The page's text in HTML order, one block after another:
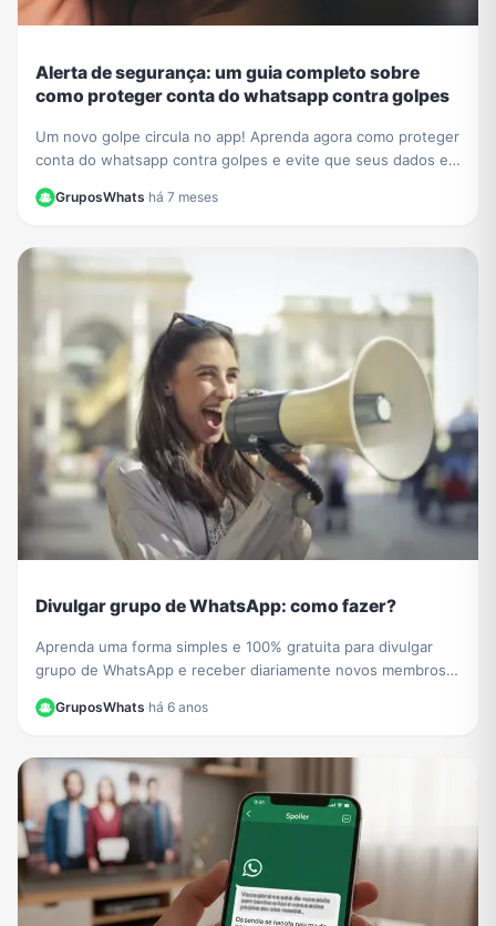
Alerta de segurança: um guia completo sobre
como proteger conta do whatsapp contra golpes
Um novo golpe circula no app! Aprenda agora como proteger
conta do whatsapp contra golpes e evite que seus dados e
GruposWhats·há 7 meses
Divulgar grupo de WhatsApp: como fazer?
Aprenda uma forma simples e 100% gratuita para divulgar
grupo de WhatsApp e receber diariamente novos membros e
GruposWhats·há 6 anos